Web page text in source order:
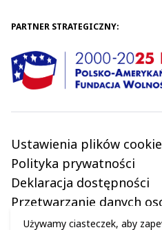
PARTNER STRATEGICZNY:
Ustawienia plików cookie
Polityka prywatności
Deklaracja dostępności
Przetwarzanie danych
Regulamin
Używamy ciasteczek, aby